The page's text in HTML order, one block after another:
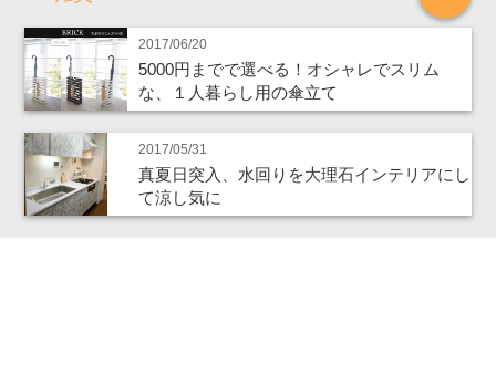
2017/06/20
5000円までで選べる！オシャレでスリム
な、１人暮らし用の傘立て
2017/05/31
真夏日突入、水回りを大理石インテリアにし
て涼し気に